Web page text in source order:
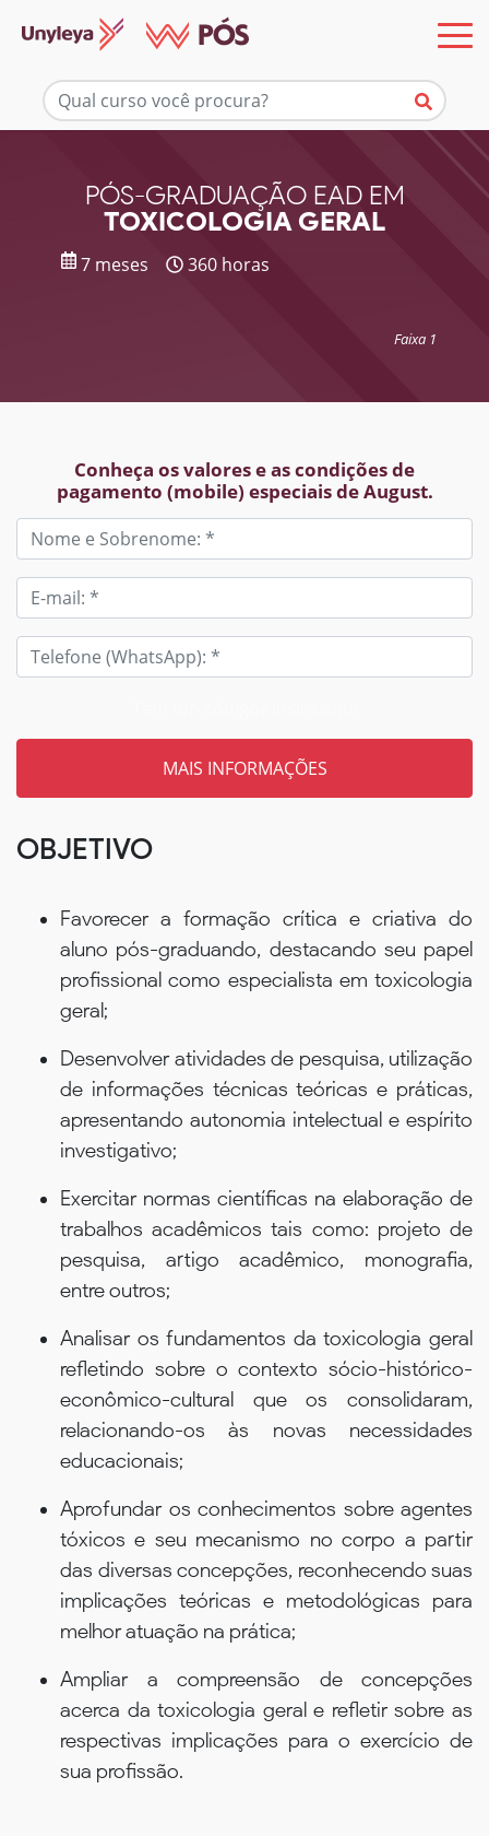
PÓS-GRADUAÇÃO EAD EM
TOXICOLOGIA GERAL
7 meses 360 horas
Faixa 1
Conheça os valores e as condições de
pagamento (mobile) especiais de August.
Mais informações
OBJETIVO
Favorecer a formação crítica e criativa do
aluno pós-graduando, destacando seu papel
profissional como especialista em toxicologia
geral;
Desenvolver atividades de pesquisa, utilização
de informações técnicas teóricas e práticas,
apresentando autonomia intelectual e espírito
investigativo;
Exercitar normas científicas na elaboração de
trabalhos acadêmicos tais como: projeto de
pesquisa, artigo acadêmico, monografia,
entre outros;
Analisar os fundamentos da toxicologia geral
refletindo sobre o contexto sócio-histórico-
econômico-cultural que os consolidaram,
relacionando-os às novas necessidades
educacionais;
Aprofundar os conhecimentos sobre agentes
tóxicos e seu mecanismo no corpo a partir
das diversas concepções, reconhecendo suas
implicações teóricas e metodológicas para
melhor atuação na prática;
Ampliar a compreensão de concepções
acerca da toxicologia geral e refletir sobre as
respectivas implicações para o exercício de
sua profissão.